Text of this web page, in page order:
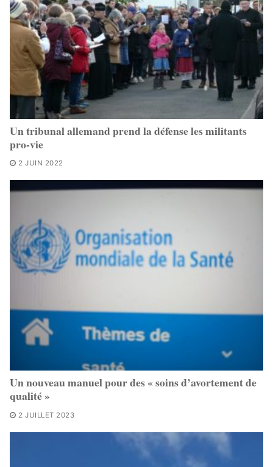
Un tribunal allemand prend la défense les militants
pro-vie
2 JUIN 2022
Un nouveau manuel pour des « soins d’avortement de
qualité »
2 JUILLET 2023